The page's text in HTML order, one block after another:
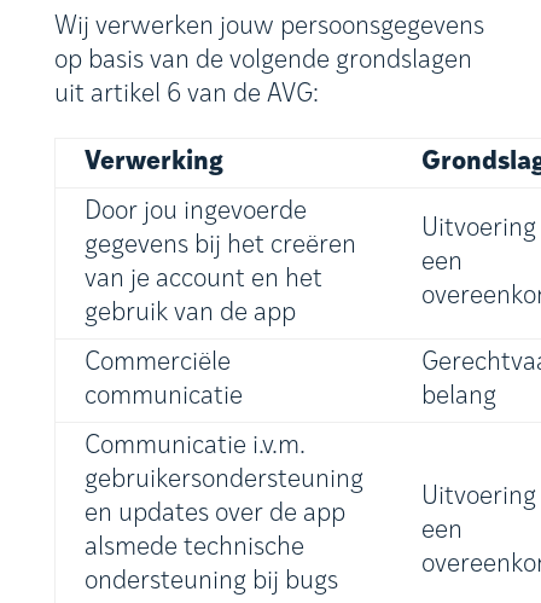
Wij verwerken jouw persoonsgegevens
op basis van de volgende grondslagen
uit artikel 6 van de AVG:
Verwerking
Door jou ingevoerde
gegevens bij het creëren
van je account en het
gebruik van de app
Uitvoering
een
Commerciële
communicatie
belang
Communicatie i.v.m.
gebruikersondersteuning
en updates over de app
alsmede technische
ondersteuning bij bugs
Uitvoering
een